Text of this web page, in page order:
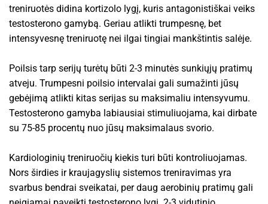
treniruotės didina kortizolo lygį, kuris antagonistiškai veiks
testosterono gamybą. Geriau atlikti trumpesnę, bet
intensyvesnę treniruotę nei ilgai tingiai mankštintis salėje.
Poilsis tarp serijų turėtų būti 2-3 minutės sunkiųjų pratimų
atveju. Trumpesni poilsio intervalai gali sumažinti jūsų
gebėjimą atlikti kitas serijas su maksimaliu intensyvumu.
Testosterono gamyba labiausiai stimuliuojama, kai dirbate
su 75-85 procentų nuo jūsų maksimalaus svorio.
Kardiologinių treniruočių kiekis turi būti kontroliuojamas.
Nors širdies ir kraujagyslių sistemos treniravimas yra
svarbus bendrai sveikatai, per daug aerobinių pratimų gali